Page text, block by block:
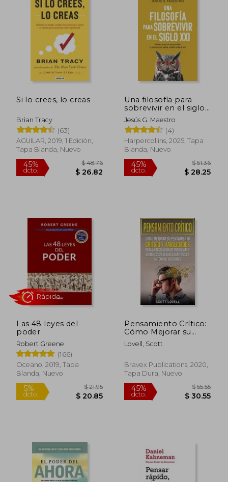
45%
dcto.
5%
dcto.
Si lo crees, lo creas
Brian Tracy
(63)
AGUILAR, 2019, 1 Edición,
Tapa Blanda, Nuevo
45%
Una filosofía para
sobrevivir en el siglo
XXI
Jesús G. Maestro
(4)
Harpercollins, 2025, Tapa
Blanda, Nuevo
45%
dcto.
Las 48 leyes del
poder
Robert Greene
(166)
Oceano, 2019, Tapa
Blanda, Nuevo
Rápido
Pensamiento Crítico:
Cómo Mejorar su
Pensamiento Crítico
y Habilidades Para la
Problemas y Evitar
los 25 Sesgos
Toma de Decisiones
Lovell, Scott
Bravex Publications, 2020,
Tapa Dura, Nuevo